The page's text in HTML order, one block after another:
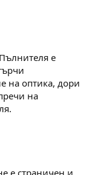
Пълнителя е
на оптика, дори
на
е страничен и